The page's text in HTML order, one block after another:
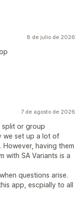
8 de julio de 2026
7 de agosto de 2026
split or group
we set up a lot of
having them
with SA Variants is a
questions arise.
app, escpially to all